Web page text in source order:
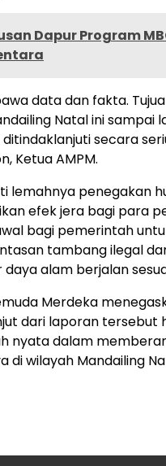
Dapur Program
data dan fakta.
Natal ini sampai
secara
Ketua AMPM.
lemahnya penegakan
efek jera bagi para
bagi pemerintah
tambang ilegal
alam berjalan
Merdeka
dari laporan tersebut
nyata dalam
di wilayah Mandailing